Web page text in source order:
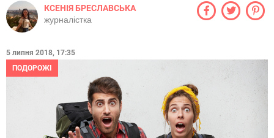
КСЕНІЯ БРЕСЛАВСЬКА
журналістка
5 липня 2018, 17:35
ПОДОРОЖІ